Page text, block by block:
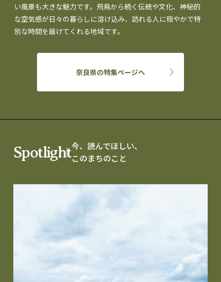
い風景も大きな魅力です。飛鳥から続く伝統や文化、神秘的
な空気感が日々の暮らしに溶け込み、訪れる人に穏やかで特
別な時間を届けてくれる地域です。
奈良県の特集ページへ
Spotlight今、読んでほしい、
このまちのこと